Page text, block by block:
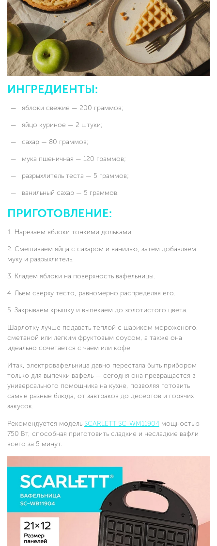
ИНГРЕДИЕНТЫ:
яблоки свежие — 200 граммов;
яйцо куриное — 2 штуки;
сахар — 80 граммов;
мука пшеничная — 120 граммов;
разрыхлитель теста — 5 граммов;
ванильный сахар — 5 граммов.
ПРИГОТОВЛЕНИЕ:
Нарезаем яблоки тонкими дольками.
Смешиваем яйца с сахаром и ванилью, затем добавляем
муку и разрыхлитель.
Кладем яблоки на поверхность вафельницы.
Льем сверху тесто, равномерно распределяя его.
Закрываем крышку и выпекаем до золотистого цвета.
Шарлотку лучше подавать теплой с шариком мороженого,
сметаной или легким фруктовым соусом, а также она
идеально сочетается с чаем или кофе.
Итак, электровафельница давно перестала быть прибором
только для выпечки вафель — сегодня она превращается в
универсального помощника на кухне, позволяя готовить
самые разные блюда, от завтраков до десертов и горячих
закусок.
Рекомендуется модель SCARLETT SC-WM11904 мощностью
750 Вт, способная приготовить сладкие и несладкие вафли
всего за 5 минут.